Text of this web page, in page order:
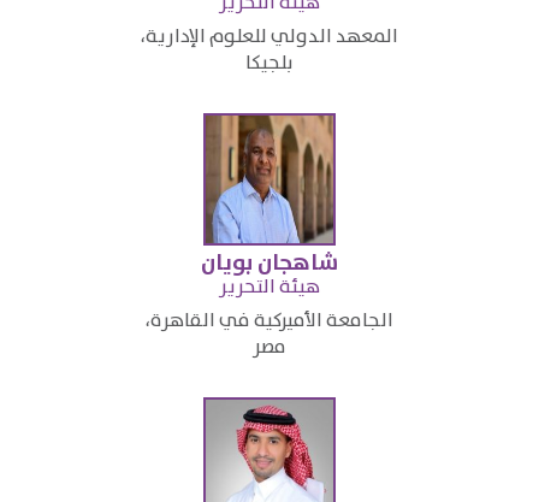
​المعهد الدولي للعلوم الإدارية،
بلجيكا
شاهجان بويان
​هيئة التحرير
​الجامعة الأميركية في القاهرة،
مصر​